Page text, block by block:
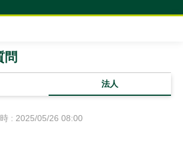
法人
問
: 2025/05/26 08:00